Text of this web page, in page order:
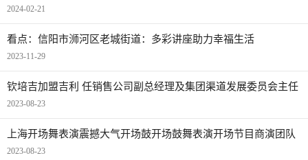
2024-02-21
看点：信阳市浉河区老城街道：多彩讲座助力幸福生活
2023-11-29
钦培吉加盟吉利 任销售公司副总经理及集团渠道发展委员会主任
2023-08-23
上海开场舞表演震撼大气开场鼓开场鼓舞表演开场节目商演团队
2023-08-23